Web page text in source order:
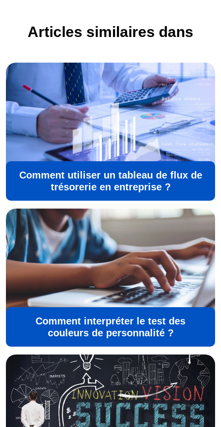
Articles similaires dans
Comment utiliser un tableau de flux de
trésorerie en entreprise ?
Comment interpréter le test des
couleurs de personnalité ?